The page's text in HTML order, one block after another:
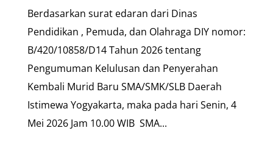
Berdasarkan surat edaran dari Dinas
Pendidikan , Pemuda, dan Olahraga DIY nomor:
B/420/10858/D14 Tahun 2026 tentang
Pengumuman Kelulusan dan Penyerahan
Kembali Murid Baru SMA/SMK/SLB Daerah
Istimewa Yogyakarta, maka pada hari Senin, 4
Mei 2026 Jam 10.00 WIB SMA...